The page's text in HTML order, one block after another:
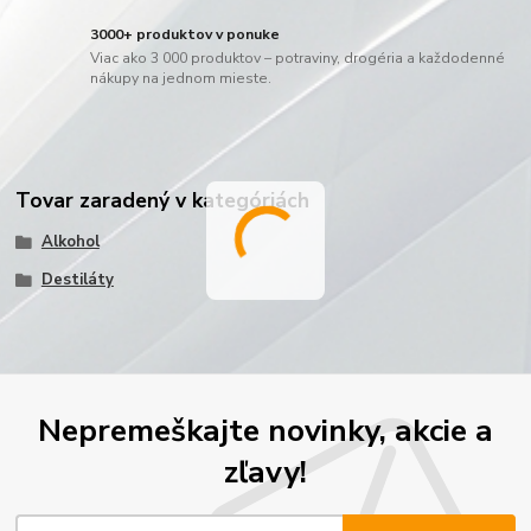
3000+ produktov v ponuke
Viac ako 3 000 produktov – potraviny, drogéria a každodenné
nákupy na jednom mieste.
Tovar zaradený v kategóriách
Alkohol
Destiláty
Nepremeškajte novinky, akcie a
zľavy!